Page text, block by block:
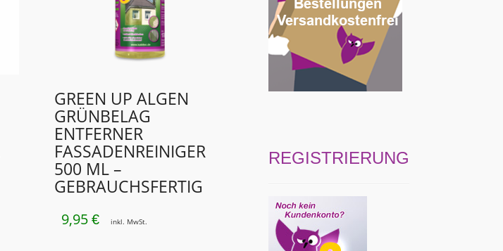
GREEN UP ALGEN
GRÜNBELAG
ENTFERNER
FASSADENREINIGER
500 ML –
GEBRAUCHSFERTIG
9,95 € inkl. MwSt.
REGISTRIERUNG